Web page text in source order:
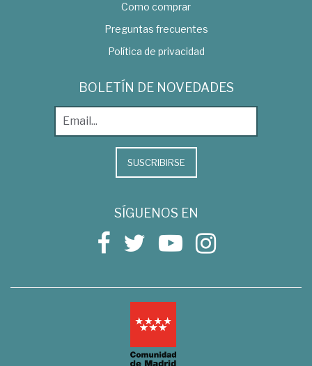
Como comprar
Preguntas frecuentes
Política de privacidad
BOLETÍN DE NOVEDADES
SUSCRIBIRSE
SÍGUENOS EN